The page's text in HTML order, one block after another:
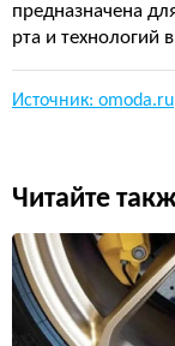
предназначена
рта и технологий
Источник: omoda.ru
Читайте